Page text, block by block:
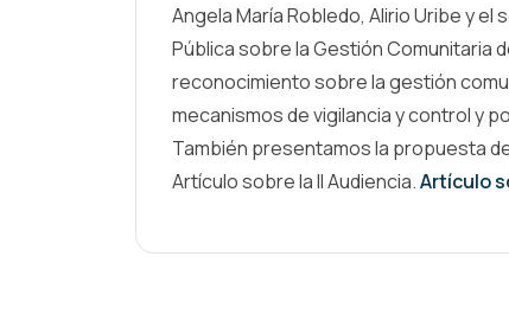
Angela María Robledo, Alirio Uribe y el
Pública sobre la Gestión Comunitaria
reconocimiento sobre la gestión
mecanismos de vigilancia y control y
También presentamos la propuesta
Artículo sobre la II Audiencia.Artículo